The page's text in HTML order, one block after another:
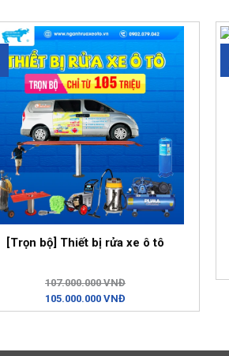
[Trọn bộ] Thiết bị rửa xe ô tô
107.000.000 VNĐ
105.000.000 VNĐ